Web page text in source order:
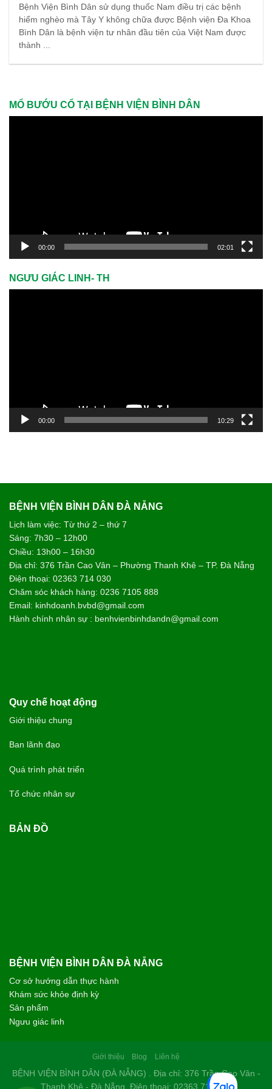
Bệnh Viện Bình Dân sử dụng thuốc Nam điều trị các bệnh
hiểm nghèo mà Tây Y không chữa được Bệnh viện Đa Khoa
Bình Dân là bệnh viện tư nhân đầu tiên của Việt Nam được
thành ...
MỔ BƯỚU CỔ TẠI BỆNH VIỆN BÌNH DÂN
00:00 02:01
NGƯU GIÁC LINH- TH
00:00 10:29
BỆNH VIỆN BÌNH DÂN ĐÀ NẴNG
Lịch làm việc: Từ thứ 2 – thứ 7
Sáng: 7h30 – 12h00
Chiều: 13h00 – 16h30
Địa chỉ: 376 Trần Cao Vân – Phường Thanh Khê – TP. Đà Nẵng
Điện thoại: 02363 714 030
Chăm sóc khách hàng: 0236 7105 888
Email: kinhdoanh.bvbd@gmail.com
Hành chính nhân sự : benhvienbinhdandn@gmail.com
Quy chế hoạt động
Giới thiệu chung
Ban lãnh đạo
Quá trình phát triển
Tổ chức nhân sự
BẢN ĐỒ
BỆNH VIỆN BÌNH DÂN ĐÀ NẴNG
Cơ sở hướng dẫn thực hành
Khám sức khỏe định kỳ
Sản phẩm
Ngưu giác linh
Giới thiệu Blog Liên hệ
BỆNH VIỆN BÌNH DÂN (ĐÀ NẴNG) . Địa chỉ: 376 Trần Cao Vân -
Thanh Khê - Đà Nẵng. Điện thoạị: 02363 714 030